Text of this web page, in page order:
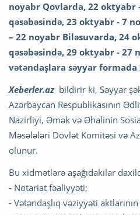
noyabr Qovlarda, 22 oktyabr
qəsəbəsində, 23 oktyabr - 7
– 22 noyabr Biləsuvarda, 24
qəsəbəsində, 29 oktyabr - 27
vətəndaşlara səyyar formada
Xeberler.az bildirir ki, Səyyar
Azərbaycan Respublikasının
Nazirliyi, Əmək və Əhalinin
Məsələləri Dövlət Komitəsi və
olunur.
Bu xidmətlərə aşağıdakılar
- Notariat fəaliyyəti;
- Vətəndaşlıq vəziyyəti